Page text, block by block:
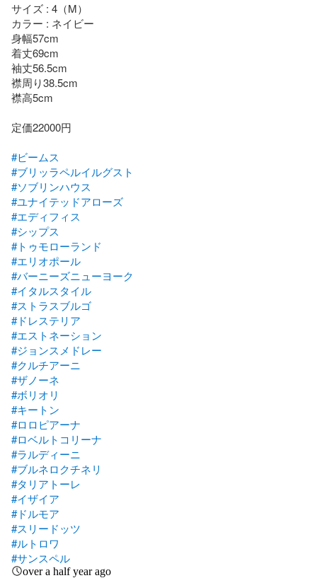
サイズ : 4（M）
カラー : ネイビー
身幅57cm
着丈69cm
袖丈56.5cm
襟周り38.5cm
襟高5cm
定価22000円
#ビームス
#ブリッラペルイルグスト
#ソブリンハウス
#ユナイテッドアローズ
#エディフィス
#シップス
#トゥモローランド
#エリオポール
#バーニーズニューヨーク
#イタルスタイル
#ストラスブルゴ
#ドレステリア
#エストネーション
#ジョンスメドレー
#クルチアーニ
#ザノーネ
#ボリオリ
#キートン
#ロロピアーナ
#ロベルトコリーナ
#ラルディーニ
#ブルネロクチネリ
#タリアトーレ
#イザイア
#ドルモア
#スリードッツ
#ルトロワ
#サンスペル
over a half year ago